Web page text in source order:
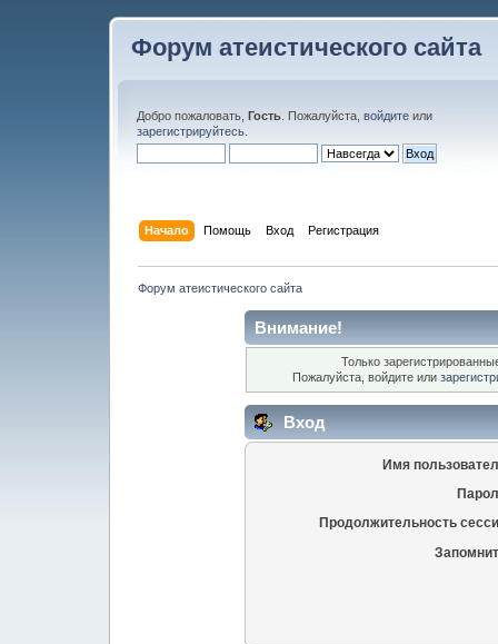
Форум атеистического сайта
Добро пожаловать, Гость . Пожалуйста, войдите или
зарегистрируйтесь
Начало Помощь Вход Регистрация
Форум атеистического сайта
Внимание!
Только
Пожалуйста, войдите или
Вход
Имя
Продолжительность